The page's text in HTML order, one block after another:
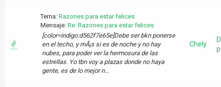
Tema: Razones para estar felices
Mensaje: Re: Razones para estar felices
[color=indigo:d562f7e65e]Debe ser bkn ponerse
en el techo, y mÃ¡s si es de noche y no hay
nubes, para poder ver la hermosura de las
estrellas. Yo tbn voy a plazas donde no haya
gente, es de lo mejor n...
Chely